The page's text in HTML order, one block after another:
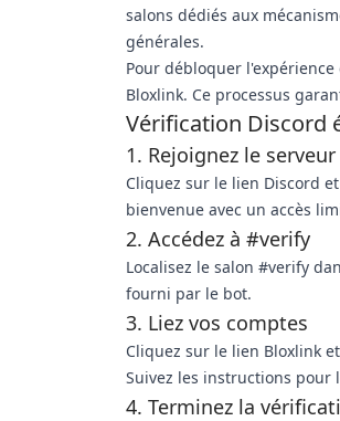
salons dédiés aux
générales.
Pour débloquer
Bloxlink. Ce processus
Vérification Discord
1. Rejoignez le serveur
Cliquez sur le lien Discord
bienvenue avec un accès
2. Accédez à #verify
Localisez le salon #verify
fourni par le bot.
3. Liez vos comptes
Cliquez sur le lien Bloxlink
Suivez les instructions pour
4. Terminez la